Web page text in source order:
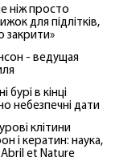
ніж просто
для підлітків,
закрити»
- ведущая
бурі в кінці
небезпечні дати
клітини
і кератин: наука,
Abril et Nature